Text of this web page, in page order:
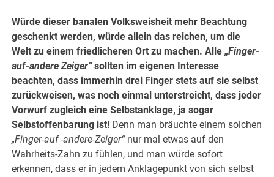
Würde dieser banalen Volksweisheit mehr Beachtung
geschenkt werden, würde allein das reichen, um die
Welt zu einem friedlicheren Ort zu machen. Alle„Finger-
auf-andere Zeiger“sollten im eigenen Interesse
beachten, dass immerhin drei Finger stets auf sie selbst
zurückweisen, was noch einmal unterstreicht, dass jeder
Vorwurf zugleich eine Selbstanklage, ja sogar
Selbstoffenbarung ist! Denn man bräuchte einem solchen
„Finger-auf -andere-Zeiger“nur mal etwas auf den
Wahrheits-Zahn zu fühlen, und man würde sofort
erkennen, dass er in jedem Anklagepunkt von sich selbst